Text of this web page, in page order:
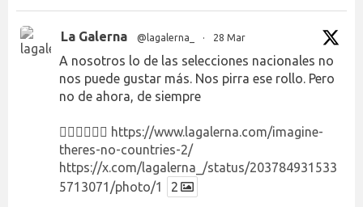
La Galerna @lagalerna_ · 28 Mar
A nosotros lo de las selecciones nacionales no
nos puede gustar más. Nos pirra ese rollo. Pero
no de ahora, de siempre
👉🏻👉🏻👉🏻 https://www.lagalerna.com/imagine-
theres-no-countries-2/
https://x.com/lagalerna_/status/203784931533
5713071/photo/1
2